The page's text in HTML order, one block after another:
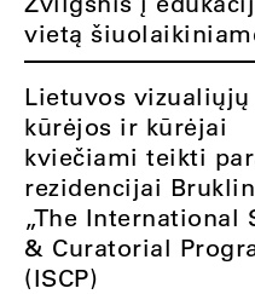
vietą
Lietuvos vizualiųjų
kūrėjos ir kūrėjai
kviečiami teikti
rezidencijai
„The International
& Curatorial
(ISCP)